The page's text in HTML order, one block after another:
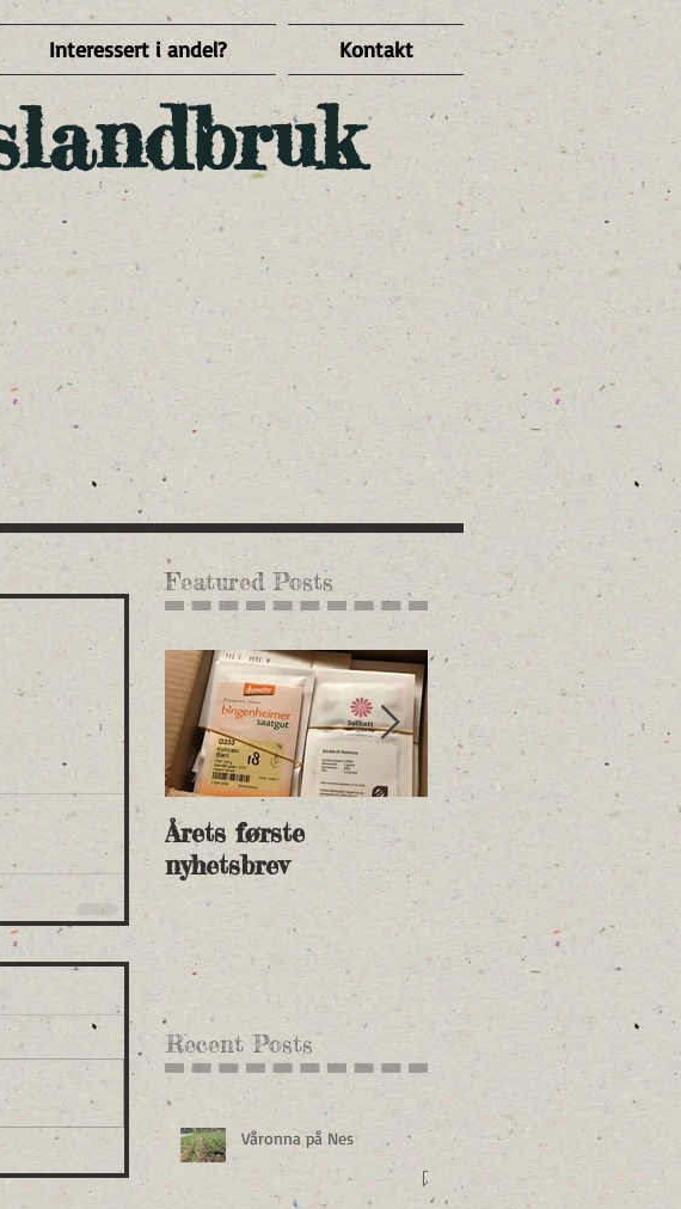
Interessert i andel? Kontakt
Featured Posts
Årets første
nyhetsbrev
Nye andelspriser for
2018 og
Recent Posts
Våronna på Nes